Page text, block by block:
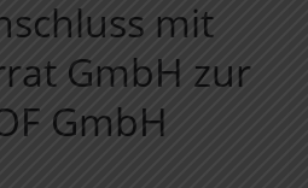
mit
GmbH zur
GmbH